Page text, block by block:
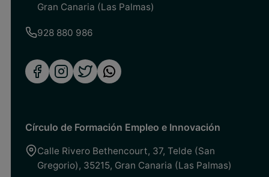
Gran Canaria (Las Palmas)
928 880 986
Círculo de Formación Empleo e Innovación
Calle Rivero Bethencourt, 37, Telde (San
Gregorio) , 35215, Gran Canaria (Las Palmas)